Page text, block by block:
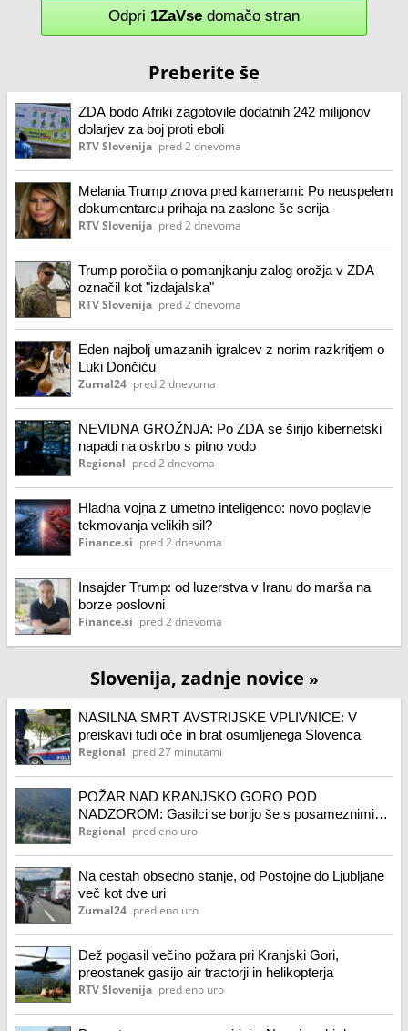
Odpri 1ZaVse domačo stran
Preberite še
ZDA bodo Afriki zagotovile dodatnih 242 milijonov
dolarjev za boj proti eboli
RTV Slovenija pred 2 dnevoma
Melania Trump znova pred kamerami: Po neuspelem
dokumentarcu prihaja na zaslone še serija
RTV Slovenija pred 2 dnevoma
Trump poročila o pomanjkanju zalog orožja v ZDA
označil kot "izdajalska"
RTV Slovenija pred 2 dnevoma
Eden najbolj umazanih igralcev z norim razkritjem o
Luki Dončiću
Zurnal24 pred 2 dnevoma
NEVIDNA GROŽNJA: Po ZDA se širijo kibernetski
napadi na oskrbo s pitno vodo
Regional pred 2 dnevoma
Hladna vojna z umetno inteligenco: novo poglavje
tekmovanja velikih sil?
Finance.si pred 2 dnevoma
Insajder Trump: od luzerstva v Iranu do marša na
borze poslovni
Finance.si pred 2 dnevoma
Slovenija, zadnje novice »
NASILNA SMRT AVSTRIJSKE VPLIVNICE: V
preiskavi tudi oče in brat osumljenega Slovenca
Regional pred 27 minutami
POŽAR NAD KRANJSKO GORO POD
NADZOROM: Gasilci se borijo še s posameznimi
žarišči
Regional pred eno uro
Na cestah obsedno stanje, od Postojne do Ljubljane
več kot dve uri
Zurnal24 pred eno uro
Dež pogasil večino požara pri Kranjski Gori,
preostanek gasijo air tractorji in helikopterja
RTV Slovenija pred eno uro